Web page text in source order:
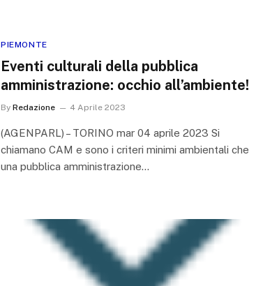
PIEMONTE
Eventi culturali della pubblica
amministrazione: occhio all’ambiente!
By Redazione 4 Aprile 2023
(AGENPARL) – TORINO mar 04 aprile 2023 Si
chiamano CAM e sono i criteri minimi ambientali che
una pubblica amministrazione…